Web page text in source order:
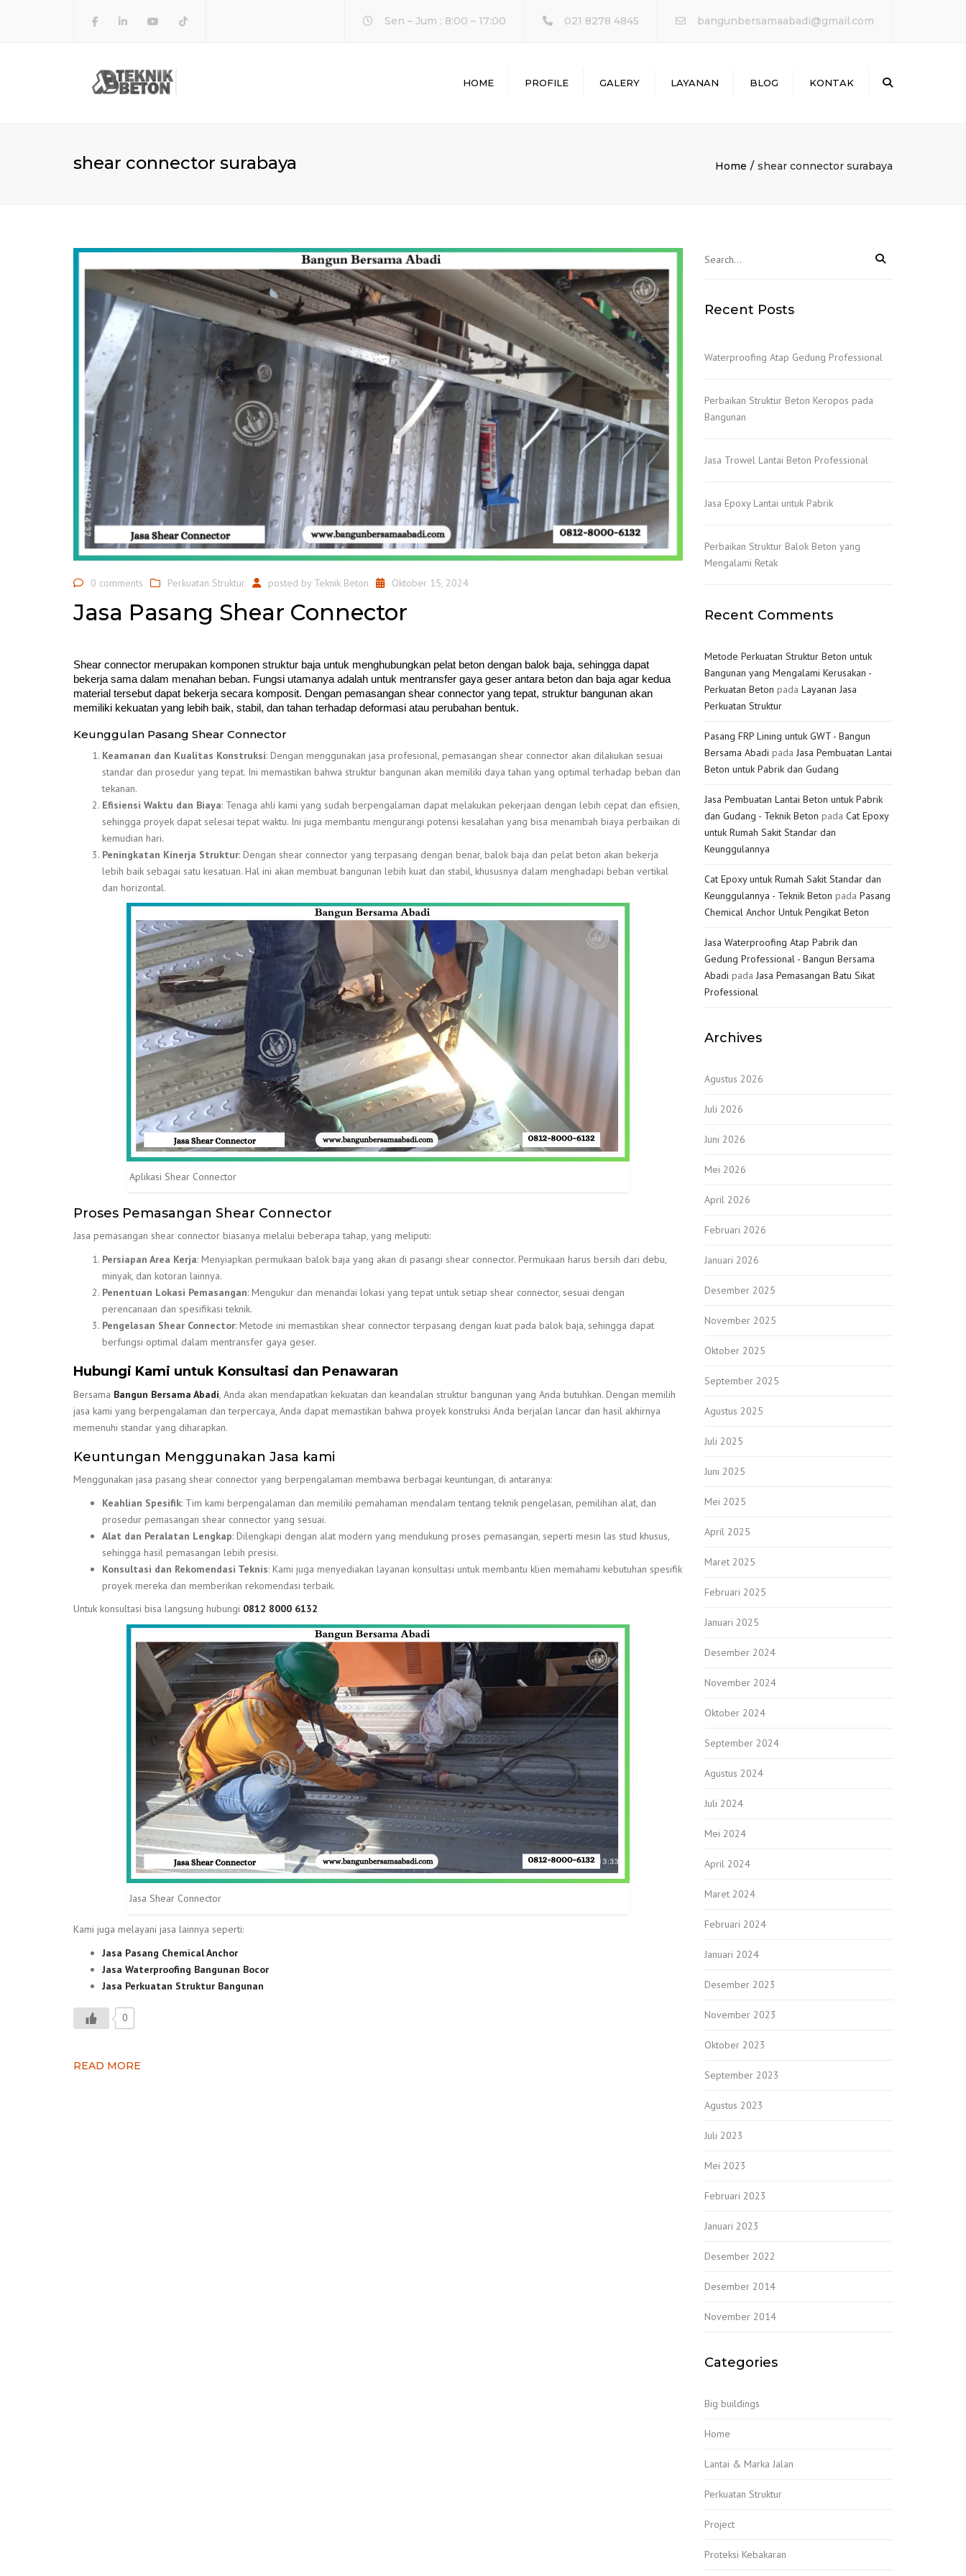
Sen – Jum : 8:00 – 17:00 021 8278 4845 bangunbersamaabadi@gmail.com
HOME PROFILE GALERY LAYANAN BLOG KONTAK
shear connector surabaya Home shear connector surabaya
0 comments Perkuatan Struktur posted by Teknik Beton Oktober 15, 2024
Jasa Pasang Shear Connector
Shear connector merupakan komponen struktur baja untuk menghubungkan pelat beton dengan balok baja, sehingga dapat
bekerja sama dalam menahan beban. Fungsi utamanya adalah untuk mentransfer gaya geser antara beton dan baja agar kedua
material tersebut dapat bekerja secara komposit. Dengan pemasangan shear connector yang tepat, struktur bangunan akan
memiliki kekuatan yang lebih baik, stabil, dan tahan terhadap deformasi atau perubahan bentuk.
Keunggulan Pasang Shear Connector
Keamanan dan Kualitas Konstruksi: Dengan menggunakan jasa profesional, pemasangan shear connector akan dilakukan sesuai
standar dan prosedur yang tepat. Ini memastikan bahwa struktur bangunan akan memiliki daya tahan yang optimal terhadap beban dan
tekanan.
Efisiensi Waktu dan Biaya: Tenaga ahli kami yang sudah berpengalaman dapat melakukan pekerjaan dengan lebih cepat dan efisien,
sehingga proyek dapat selesai tepat waktu. Ini juga membantu mengurangi potensi kesalahan yang bisa menambah biaya perbaikan di
kemudian hari.
Peningkatan Kinerja Struktur: Dengan shear connector yang terpasang dengan benar, balok baja dan pelat beton akan bekerja
lebih baik sebagai satu kesatuan. Hal ini akan membuat bangunan lebih kuat dan stabil, khususnya dalam menghadapi beban vertikal
dan horizontal.
Aplikasi Shear Connector
Proses Pemasangan Shear Connector
Jasa pemasangan shear connector biasanya melalui beberapa tahap, yang meliputi:
Persiapan Area Kerja: Menyiapkan permukaan balok baja yang akan di pasangi shear connector. Permukaan harus bersih dari debu,
minyak, dan kotoran lainnya.
Penentuan Lokasi Pemasangan: Mengukur dan menandai lokasi yang tepat untuk setiap shear connector, sesuai dengan
perencanaan dan spesifikasi teknik.
Pengelasan Shear Connector: Metode ini memastikan shear connector terpasang dengan kuat pada balok baja, sehingga dapat
berfungsi optimal dalam mentransfer gaya geser.
Hubungi Kami untuk Konsultasi dan Penawaran
Bersama Bangun Bersama Abadi, Anda akan mendapatkan kekuatan dan keandalan struktur bangunan yang Anda butuhkan. Dengan memilih
jasa kami yang berpengalaman dan terpercaya, Anda dapat memastikan bahwa proyek konstruksi Anda berjalan lancar dan hasil akhirnya
memenuhi standar yang diharapkan.
Keuntungan Menggunakan Jasa kami
Menggunakan jasa pasang shear connector yang berpengalaman membawa berbagai keuntungan, di antaranya:
Keahlian Spesifik: Tim kami berpengalaman dan memiliki pemahaman mendalam tentang teknik pengelasan, pemilihan alat, dan
prosedur pemasangan shear connector yang sesuai.
Alat dan Peralatan Lengkap: Dilengkapi dengan alat modern yang mendukung proses pemasangan, seperti mesin las stud khusus,
sehingga hasil pemasangan lebih presisi.
Konsultasi dan Rekomendasi Teknis: Kami juga menyediakan layanan konsultasi untuk membantu klien memahami kebutuhan spesifik
proyek mereka dan memberikan rekomendasi terbaik.
Untuk konsultasi bisa langsung hubungi 0812 8000 6132
Jasa Shear Connector
Kami juga melayani jasa lainnya seperti:
Jasa Pasang Chemical Anchor
Jasa Waterproofing Bangunan Bocor
Jasa Perkuatan Struktur Bangunan
0
READ MORE
Recent Posts
Waterproofing Atap Gedung Professional
Perbaikan Struktur Beton Keropos pada
Bangunan
Jasa Trowel Lantai Beton Professional
Jasa Epoxy Lantai untuk Pabrik
Perbaikan Struktur Balok Beton yang
Mengalami Retak
Recent Comments
Metode Perkuatan Struktur Beton untuk
Bangunan yang Mengalami Kerusakan -
Perkuatan Beton pada Layanan Jasa
Perkuatan Struktur
Pasang FRP Lining untuk GWT - Bangun
Bersama Abadi pada Jasa Pembuatan Lantai
Beton untuk Pabrik dan Gudang
Jasa Pembuatan Lantai Beton untuk Pabrik
dan Gudang - Teknik Beton pada Cat Epoxy
untuk Rumah Sakit Standar dan
Keunggulannya
Cat Epoxy untuk Rumah Sakit Standar dan
Keunggulannya - Teknik Beton pada Pasang
Chemical Anchor Untuk Pengikat Beton
Jasa Waterproofing Atap Pabrik dan
Gedung Professional - Bangun Bersama
Abadi pada Jasa Pemasangan Batu Sikat
Professional
Archives
Agustus 2026
Juli 2026
Juni 2026
Mei 2026
April 2026
Februari 2026
Januari 2026
Desember 2025
November 2025
Oktober 2025
September 2025
Agustus 2025
Juli 2025
Juni 2025
Mei 2025
April 2025
Maret 2025
Februari 2025
Januari 2025
Desember 2024
November 2024
Oktober 2024
September 2024
Agustus 2024
Juli 2024
Mei 2024
April 2024
Maret 2024
Februari 2024
Januari 2024
Desember 2023
November 2023
Oktober 2023
September 2023
Agustus 2023
Juli 2023
Mei 2023
Februari 2023
Januari 2023
Desember 2022
Desember 2014
November 2014
Categories
Big buildings
Home
Lantai & Marka Jalan
Perkuatan Struktur
Project
Proteksi Kebakaran